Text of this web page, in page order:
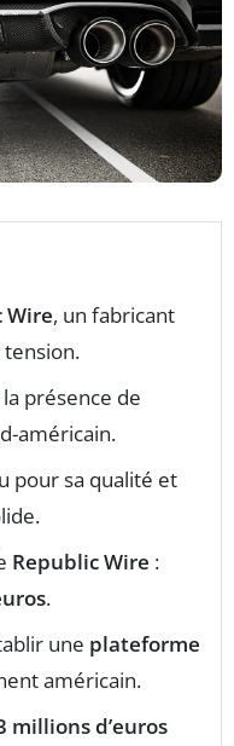
Wire, un fabricant
tension.
présence de
américain.
pour sa qualité et
Republic Wire :
.
une plateforme
américain.
millions d’euros